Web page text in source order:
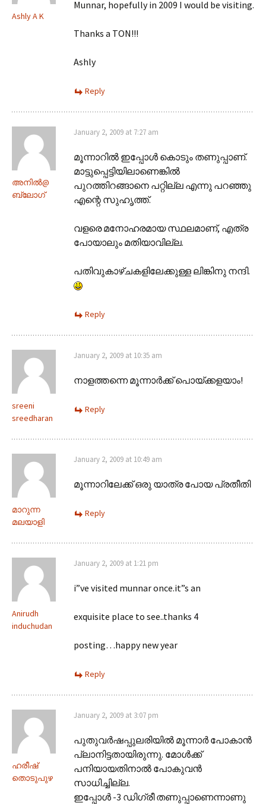
Ashly A K
Munnar, hopefully in 2009 I would be visiting.
Thanks a TON!!!
Ashly
Reply
അനില്‍@
ബ്ലോഗ്
January 2, 2009 at 7:27 am
മൂന്നാറില്‍ ഇപ്പോള്‍ കൊടും തണുപ്പാണ്.
മാട്ടുപ്പെട്ടിയിലാണെങ്കില്‍
പുറത്തിറങ്ങാനെ പറ്റില്ല എന്നു പറഞ്ഞു
എന്റെ സുഹൃത്ത്.
വളരെ മനോഹരമായ സ്ഥലമാണ്, എത്ര
പോയാലും മതിയാവില്ല.
പതിവുകാഴ്ചകളിലേക്കുള്ള ലിങ്കിനു നന്ദി.
Reply
sreeni
sreedharan
January 2, 2009 at 10:35 am
നാളത്തന്നെ മൂന്നാര്‍ക്ക് പൊയ്ക്കളയാം!
Reply
മാറുന്ന
മലയാളി
January 2, 2009 at 10:49 am
മൂന്നാറിലേക്ക് ഒരു യാത്ര പോയ പ്രതീതി
Reply
Anirudh
induchudan
January 2, 2009 at 1:21 pm
i”ve visited munnar once.it”s an
exquisite place to see..thanks 4
posting…happy new year
Reply
ഹരീഷ്
തൊടുപുഴ
January 2, 2009 at 3:07 pm
പുതുവര്‍ഷപ്പുലരിയില്‍ മൂന്നാര്‍ പോകാന്‍
പ്ലാനിട്ടതായിരുന്നു. മോള്‍ക്ക്
പനിയായതിനാല്‍ പോകുവന്‍
സാധിച്ചില്ല.
ഇപ്പോള്‍ -3 ഡിഗ്രീ തണുപ്പാണെന്നാണു